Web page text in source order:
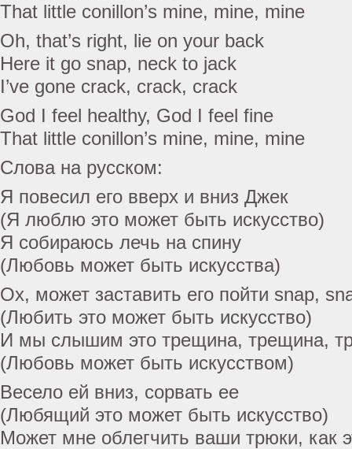
That little conillon’s mine, mine, mine
Oh, that’s right, lie on your back
Here it go snap, neck to jack
I’ve gone crack, crack, crack
God I feel healthy, God I feel fine
That little conillon’s mine, mine, mine
Слова на русском:
Я повесил его вверх и вниз Джек
(Я люблю это может быть искусство)
Я собираюсь лечь на спину
(Любовь может быть искусства)
Ох, может заставить его пойти snap,
(Любить это может быть искусство)
И мы слышим это трещина, трещина,
(Любовь может быть искусством)
Весело ей вниз, сорвать ее
(Любящий это может быть искусство)
Может мне облегчить ваши трюки, как